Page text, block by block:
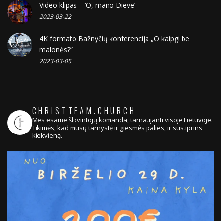
Video klipas – ‘O, mano Dieve’
2023-03-22
4K formato Bažnyčių konferencija „O kaipgi be
malonės?”
2023-03-05
CHRISTTEAM.CHURCH
Mes esame šlovintojų komanda, tarnaujanti visoje Lietuvoje.
Tikimės, kad mūsų tarnystė ir giesmės palies, ir sustiprins
kiekvieną.